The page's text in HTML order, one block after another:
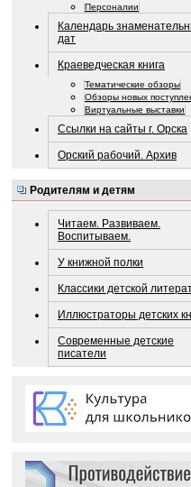
Персоналии
Календарь
дат
Краеведческая книга
Тематические обзоры
Обзоры новых
Виртуальные выставки
Ссылки на сайты г. Орска
Орский рабочий. Архив
Родителям и детям
Читаем. Развиваем.
Воспитываем.
У книжной полки
Классики детской
Иллюстраторы детских
Современные детские
писатели